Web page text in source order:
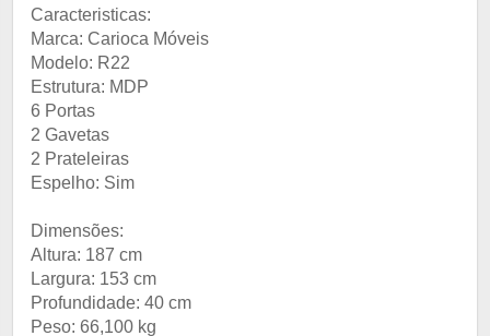
Caracteristicas:
Marca: Carioca Móveis
Modelo: R22
Estrutura: MDP
6 Portas
2 Gavetas
2 Prateleiras
Espelho: Sim
Dimensões:
Altura: 187 cm
Largura: 153 cm
Profundidade: 40 cm
Peso: 66,100 kg